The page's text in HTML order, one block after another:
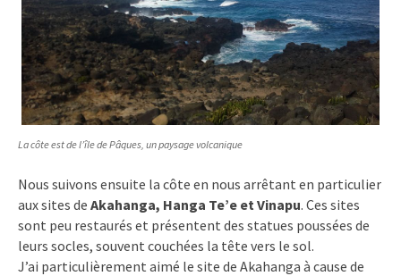
La côte est de l’île de Pâques, un paysage volcanique
Nous suivons ensuite la côte en nous arrêtant en particulier
aux sites de Akahanga, Hanga Te’e et Vinapu. Ces sites
sont peu restaurés et présentent des statues poussées de
leurs socles, souvent couchées la tête vers le sol.
J’ai particulièrement aimé le site de Akahanga à cause de